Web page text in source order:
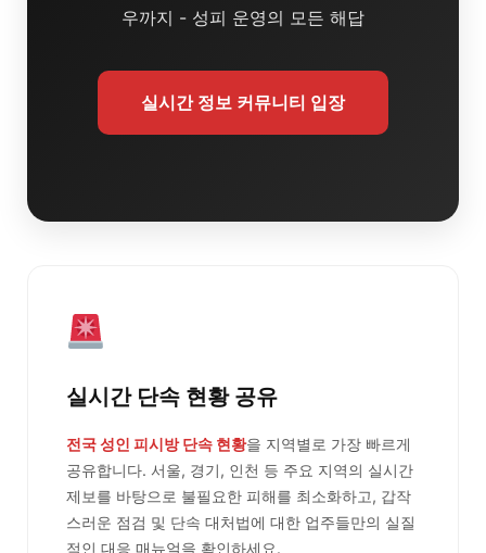
우까지 - 성피 운영의 모든 해답
실시간 정보 커뮤니티 입장
실시간 단속 현황 공유
전국 성인 피시방 단속 현황을 지역별로 가장 빠르게
공유합니다. 서울, 경기, 인천 등 주요 지역의 실시간
제보를 바탕으로 불필요한 피해를 최소화하고, 갑작
스러운 점검 및 단속 대처법에 대한 업주들만의 실질
적인 대응 매뉴얼을 확인하세요.